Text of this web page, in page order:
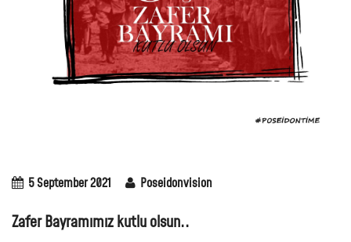
5 September 2021 Poseidonvision
Zafer Bayramımız kutlu olsun..